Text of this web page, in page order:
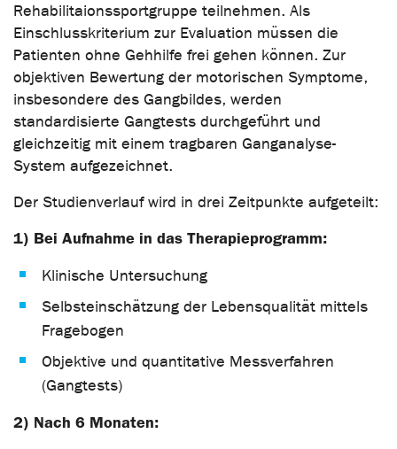
Rehabilitaionssportgruppe teilnehmen. Als
Einschlusskriterium zur Evaluation müssen die
Patienten ohne Gehhilfe frei gehen können. Zur
objektiven Bewertung der motorischen Symptome,
insbesondere des Gangbildes, werden
standardisierte Gangtests durchgeführt und
gleichzeitig mit einem tragbaren Ganganalyse-
System aufgezeichnet.
Der Studienverlauf wird in drei Zeitpunkte aufgeteilt:
1) Bei Aufnahme in das Therapieprogramm:
Klinische Untersuchung
Selbsteinschätzung der Lebensqualität mittels
Fragebogen
Objektive und quantitative Messverfahren
(Gangtests)
2) Nach 6 Monaten: